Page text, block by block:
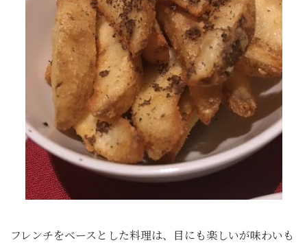
フレンチをベースとした料理は、目にも楽しいが味わいも